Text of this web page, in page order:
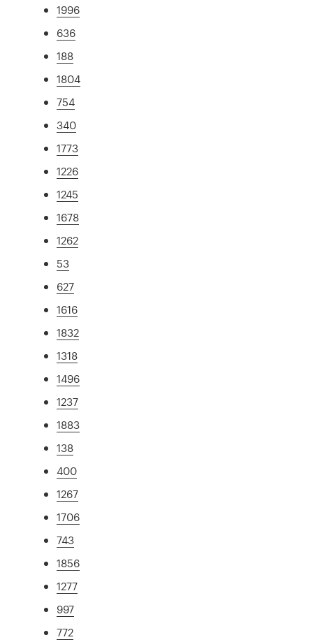
1996
636
188
1804
754
340
1773
1226
1245
1678
1262
53
627
1616
1832
1318
1496
1237
1883
138
400
1267
1706
743
1856
1277
997
772